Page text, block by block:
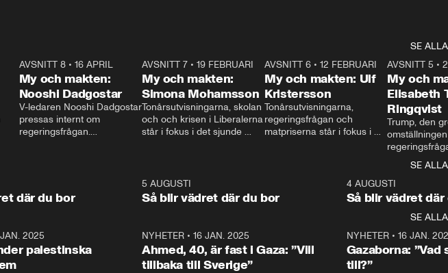
SE ALLA
AVSNITT 8• 16 APRIL
My och makten:
Nooshi Dadgostar
V-ledaren Nooshi Dadgostar
pressas internt om
regeringsfrågan.
– Vi ställer upp i val. Ska vi
vara med så sitter vi förstås
24:30
AVSNITT 7• 19 FEBRUARI
My och makten:
Simona Mohamsson
Tonårsutvisningarna, skolan
och och krisen i Liberalerna
står i fokus i det sjunde
kommentator My
Rohwedder ställer
utbildnings- och
Mohamsson till svars.
27:30
AVSNITT 6 •12 FEBRUARI
My och makten: Ulf
Kristersson
Tonårsutvisningarna,
regeringsfrågan och
matpriserna står i fokus i
Rohwedder ställer
statsminister Ulf Kristersson
AVSNITT 5 •
My och
Elisabeth
Ringqvist
Trump, den
centrum i
avsnittet av
Makten”. Se
Aftonbladets
Rohwedder
Thand Ring
SE ALLA
där du bor
5 AUGUSTI
Så blir vädret där du bor
4 AUGUSTI
Så blir vädret där
SE ALLA
2025
palestinska
NYHETER• 16 JAN. 2025
Ahmed, 40, är fast i Gaza: ”Vill
tillbaka till Sverige”
NYHETER• 16 JAN.
Gazaborna:
till?”